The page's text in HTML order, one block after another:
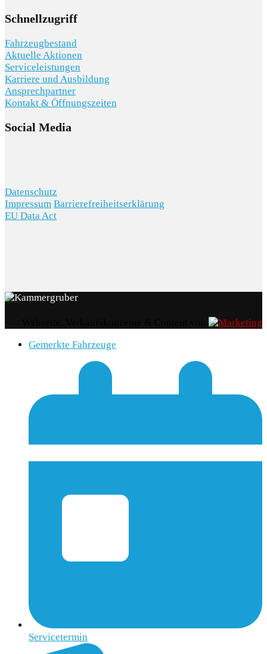
KONTAKT/ANFAHRT
SERVICETERMIN
KARRIERE
Schnellzugriff
Fahrzeugbestand
Aktuelle Aktionen
Serviceleistungen
Karriere und Ausbildung
Ansprechpartner
Kontakt & Öffnungszeiten
Social Media
Datenschutz
Impressum Barrierefreiheitserklärung
EU Data Act
Gemerkte Fahrzeuge
Servicetermin